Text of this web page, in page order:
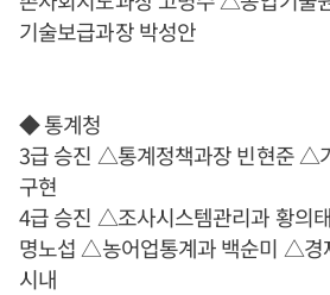
기술보급과장 박성안
◆ 통계청
3급 승진 △통계정책과장 빈현준 △
구현
4급 승진 △조사시스템관리과 황의
명노섭 △농어업통계과 백순미 △경
시내